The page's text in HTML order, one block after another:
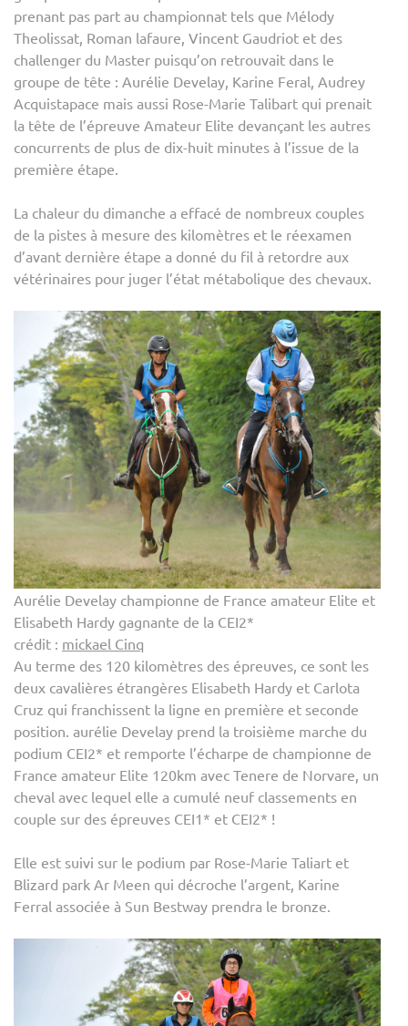
prenant pas part au championnat tels que Mélody
Theolissat, Roman lafaure, Vincent Gaudriot et des
challenger du Master puisqu’on retrouvait dans le
groupe de tête : Aurélie Develay, Karine Feral, Audrey
Acquistapace mais aussi Rose-Marie Talibart qui prenait
la tête de l’épreuve Amateur Elite devançant les autres
concurrents de plus de dix-huit minutes à l’issue de la
première étape.
La chaleur du dimanche a effacé de nombreux couples
de la pistes à mesure des kilomètres et le réexamen
d’avant dernière étape a donné du fil à retordre aux
vétérinaires pour juger l’état métabolique des chevaux.
Aurélie Develay championne de France amateur Elite et
Elisabeth Hardy gagnante de la CEI2*
crédit : mickael Cinq
Au terme des 120 kilomètres des épreuves, ce sont les
deux cavalières étrangères Elisabeth Hardy et Carlota
Cruz qui franchissent la ligne en première et seconde
position. aurélie Develay prend la troisième marche du
podium CEI2* et remporte l’écharpe de championne de
France amateur Elite 120km avec Tenere de Norvare, un
cheval avec lequel elle a cumulé neuf classements en
couple sur des épreuves CEI1* et CEI2* !
Elle est suivi sur le podium par Rose-Marie Taliart et
Blizard park Ar Meen qui décroche l’argent, Karine
Ferral associée à Sun Bestway prendra le bronze.